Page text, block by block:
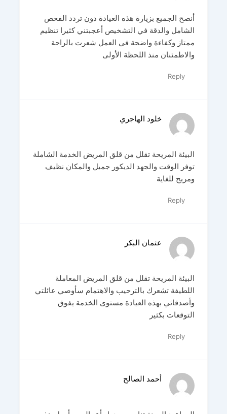
أنصح الجميع بزيارة هذه العيادة دون تردد الفحص
الشامل والدقة في التشخيص أعجبتني كثيرا تنظيم
ممتاز وكفاءة واضحة في العمل شعرت بالراحة
والاطمئنان منذ اللحظة الأولى
Reply
خلود الهاجري
البيئة المريحة تقلل من قلق المريض الخدمة الشاملة
توفر الوقت والجهد الديكور جميل والمكان نظيف
ومريح للغاية
Reply
عثمان البكر
البيئة المريحة تقلل من قلق المريض المعاملة
اللطيفة تشعرك بالترحيب والاهتمام سأوصي عائلتي
وأصدقائي بهذه العيادة مستوى الخدمة يفوق
التوقعات بكثير
Reply
أحمد الصالح